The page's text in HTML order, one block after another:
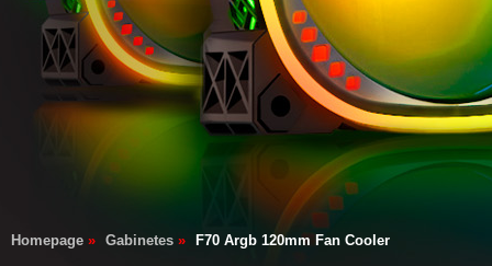
Homepage » Gabinetes » F70 Argb 120mm Fan Cooler